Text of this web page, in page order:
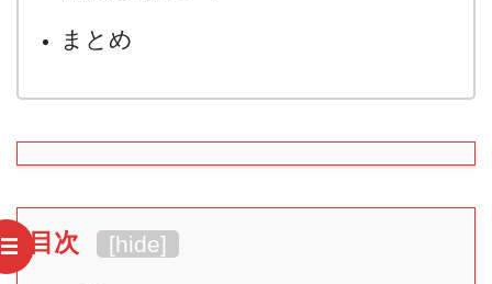
まとめ
目次 [hide]